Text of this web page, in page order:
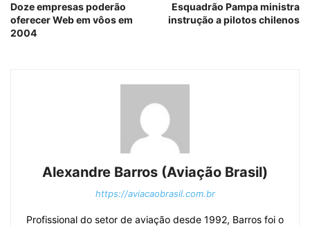
Doze empresas poderão
oferecer Web em vôos em
2004
Esquadrão Pampa ministra
instrução a pilotos chilenos
Alexandre Barros (Aviação Brasil)
https://aviacaobrasil.com.br
Profissional do setor de aviação desde 1992, Barros foi o